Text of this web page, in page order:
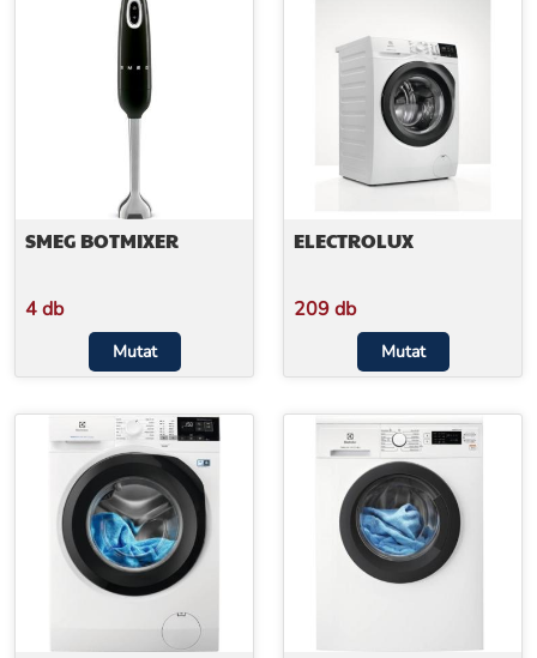
SMEG BOTMIXER
4 db
Mutat
ELECTROLUX
209 db
Mutat